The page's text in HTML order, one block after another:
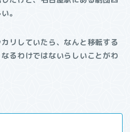
。
リしていたら、なんと移転する
るわけではないらしいことがわ